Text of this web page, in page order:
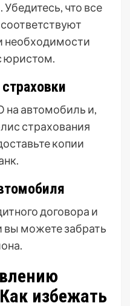
что все
юристом.
автомобиль и,
страхования
копии
договора и
можете забрать
избежать